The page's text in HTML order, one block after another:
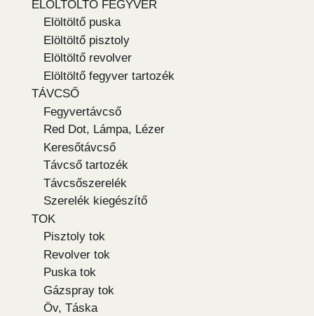
ELÖLTÖLTŐ FEGYVER
Elöltöltő puska
Elöltöltő pisztoly
Elöltöltő revolver
Elöltöltő fegyver tartozék
TÁVCSŐ
Fegyvertávcső
Red Dot, Lámpa, Lézer
Keresőtávcső
Távcső tartozék
Távcsőszerelék
Szerelék kiegészítő
TOK
Pisztoly tok
Revolver tok
Puska tok
Gázspray tok
Öv, Táska